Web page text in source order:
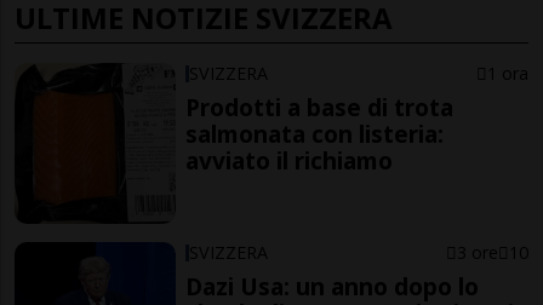
ULTIME NOTIZIE SVIZZERA
SVIZZERA 1 ora
Prodotti a base di trota
salmonata con listeria:
avviato il richiamo
SVIZZERA 3 ore 10
Dazi Usa: un anno dopo lo